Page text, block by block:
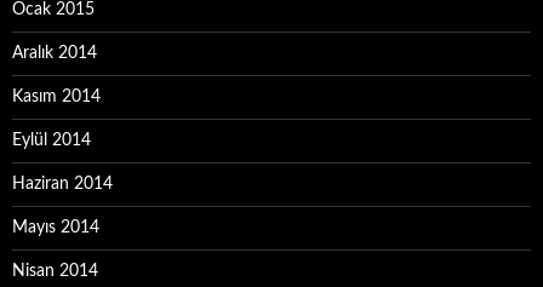
Ocak 2015
Aralık 2014
Kasım 2014
Eylül 2014
Haziran 2014
Mayıs 2014
Nisan 2014